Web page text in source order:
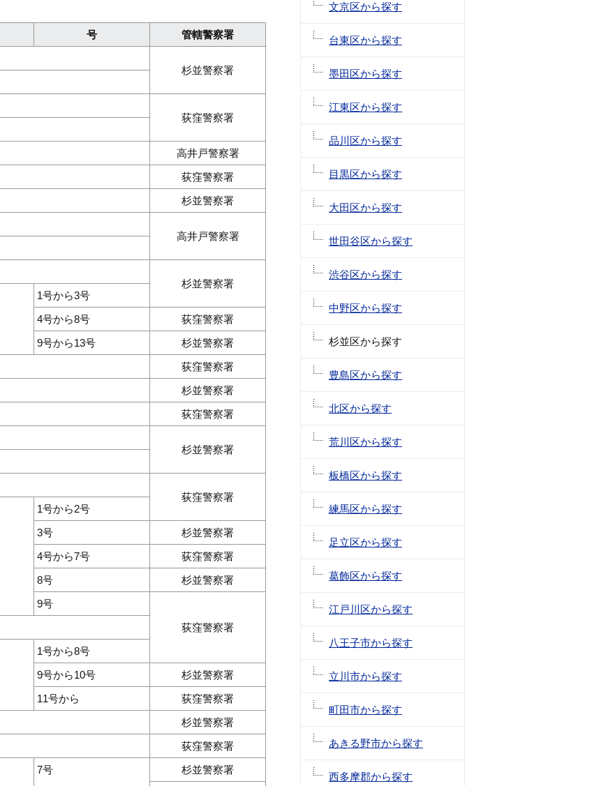
号
管轄警察署
杉並警察署
荻窪警察署
高井戸警察署
荻窪警察署
杉並警察署
高井戸警察署
杉並警察署
1号から3号
4号から8号
荻窪警察署
9号から13号
杉並警察署
荻窪警察署
杉並警察署
荻窪警察署
杉並警察署
荻窪警察署
1号から2号
3号
杉並警察署
4号から7号
荻窪警察署
8号
杉並警察署
9号
荻窪警察署
1号から8号
9号から10号
杉並警察署
11号から
荻窪警察署
杉並警察署
荻窪警察署
7号
杉並警察署
文京区から探す
台東区から探す
墨田区から探す
江東区から探す
品川区から探す
目黒区から探す
大田区から探す
世田谷区から探す
渋谷区から探す
中野区から探す
杉並区から探す
豊島区から探す
北区から探す
荒川区から探す
板橋区から探す
練馬区から探す
足立区から探す
葛飾区から探す
江戸川区から探す
八王子市から探す
立川市から探す
町田市から探す
あきる野市から探す
西多摩郡から探す